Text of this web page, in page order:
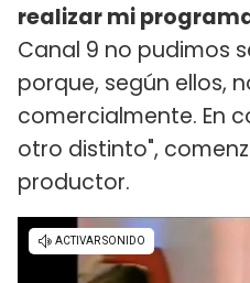
realizar mi
Canal 9 no pudimos
porque, según ellos,
comercialmente. En
otro distinto",
productor.